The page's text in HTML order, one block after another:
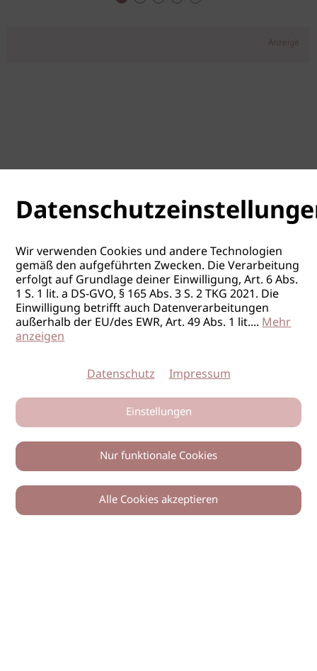
Anzeige
0
Wir verwenden Cookies und andere Technologien
gemäß den aufgeführten Zwecken. Die Verarbeitung
erfolgt auf Grundlage deiner Einwilligung, Art. 6 Abs.
1 S. 1 lit. a DS-GVO, § 165 Abs. 3 S. 2 TKG 2021. Die
Einwilligung betrifft auch Datenverarbeitungen
außerhalb der EU/des EWR, Art. 49 Abs. 1 lit....Mehr
anzeigen
Datenschutz Impressum
Einstellungen
Nur funktionale Cookies
Alle Cookies akzeptieren